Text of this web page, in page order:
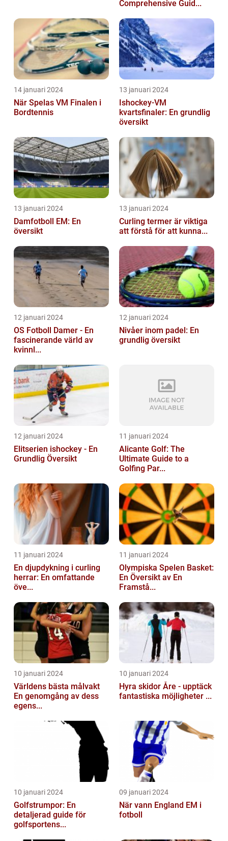
Comprehensive Guid...
14 januari 2024
När Spelas VM Finalen i
Bordtennis
13 januari 2024
Ishockey-VM
kvartsfinaler: En grundlig
översikt
13 januari 2024
Damfotboll EM: En
översikt
13 januari 2024
Curling termer är viktiga
att förstå för att kunna...
12 januari 2024
OS Fotboll Damer - En
fascinerande värld av
kvinnl...
12 januari 2024
Nivåer inom padel: En
grundlig översikt
12 januari 2024
Elitserien ishockey - En
Grundlig Översikt
11 januari 2024
Alicante Golf: The
Ultimate Guide to a
Golfing Par...
11 januari 2024
En djupdykning i curling
herrar: En omfattande
öve...
11 januari 2024
Olympiska Spelen Basket:
En Översikt av En
Framstå...
10 januari 2024
Världens bästa målvakt
En genomgång av dess
egens...
10 januari 2024
Hyra skidor Åre - upptäck
fantastiska möjligheter ...
10 januari 2024
Golfstrumpor: En
detaljerad guide för
golfsportens...
09 januari 2024
När vann England EM i
fotboll